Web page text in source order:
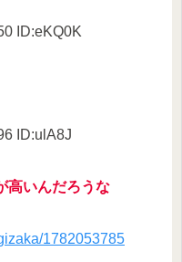
ID:eKQ0K
ID:ulA8J
高いんだろうな
1782053785